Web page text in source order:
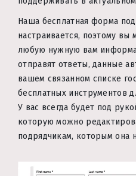
Наша бесплатная форма
настраивается, поэтому вы
любую нужную вам
отправят ответы, данные
вашем связанном списке
бесплатных инструментов
У вас всегда будет под
которую можно
подрядчикам, которым она